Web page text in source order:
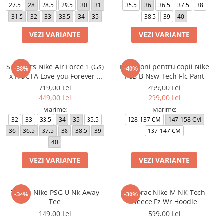
27.5 28 28.5 29.5 30
31
31.5
32 33 33.5 34 35
VEZI VARIANTE
35.5 36 36.5 37.5
38
38.5
39 40
VEZI VARIANTE
-38%
Sneakers Nike Air Force 1 (Gs)
x NOCTA Love you Forever X
Drake
719,00 Lei
449,00 Lei
Marime:
32 33 33.5 34 35
35.5
36
36.5 37.5 38 38.5
39
40
VEZI VARIANTE
-40%
Pantaloni pentru copii Nike
FCB B Nsw Tech Flc Pant
499,00 Lei
299,00 Lei
Marime:
128-137 CM
147-158 CM
137-147 CM
VEZI VARIANTE
-34%
Tricou Nike PSG U Nk Away
Tee
149,00 Lei
-30%
Hanorac Nike M NK Tech
Fleece Fz Wr Hoodie
599,00 Lei